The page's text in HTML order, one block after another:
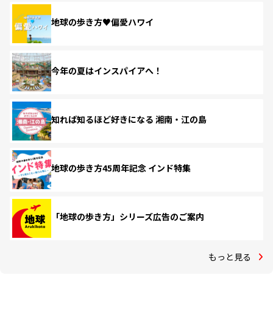
地球の歩き方♥偏愛ハワイ
今年の夏はインスパイアへ！
知れば知るほど好きになる 湘南・江の島
地球の歩き方45周年記念 インド特集
「地球の歩き方」シリーズ広告のご案内
もっと見る